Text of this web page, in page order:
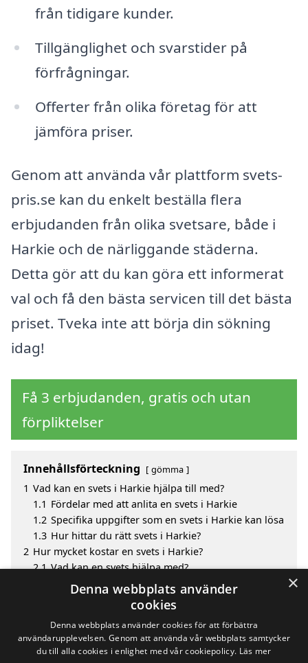
från tidigare kunder.
Tillgänglighet och svarstider på
förfrågningar.
Offerter från olika företag för att
jämföra priser.
Genom att använda vår plattform svets-
pris.se kan du enkelt beställa flera
erbjudanden från olika svetsare, både i
Harkie och de närliggande städerna.
Detta gör att du kan göra ett informerat
val och få den bästa servicen till det bästa
priset. Tveka inte att börja din sökning
idag!
Få 3 erbjudanden, gratis och utan
förpliktelser
Innehållsförteckning gömma
1 Vad kan en svets i Harkie hjälpa till med?
1.1 Fördelar med att anlita en svets i Harkie
1.2 Specifika uppgifter som en svets i Harkie kan lösa
1.3 Hur hittar du rätt svets i Harkie?
2 Hur mycket kostar en svets i Harkie?
2.1 Vad kan en svets hjälpa med?
Fördelar med att välja svets i Harkie
Sök efter en skicklig svets i de omgivande städerna
×
Denna webbplats använder
cookies
Denna webbplats använder cookies för att förbättra
användarupplevelsen. Genom att använda vår webbplats samtycker
du till alla cookies i enlighet med vår cookiepolicy. Läs mer